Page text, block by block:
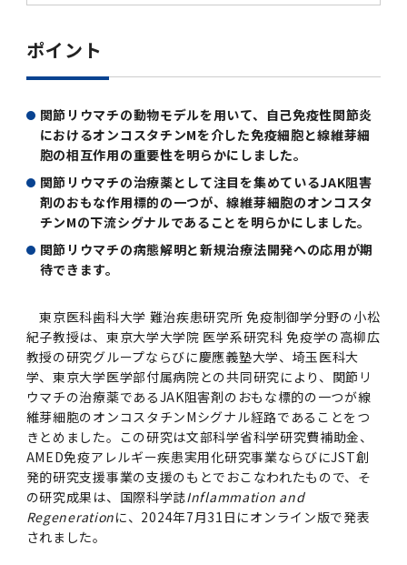
学長選考・監察会議
学長×医学部学生懇談
東京医科歯科大学の歴史
英語版広報誌「TMDU ANNUAL NEWS」
医歯大ひろば
写真で綴る 東京医科歯科大学トップ
第2回『教育 講義・実習の軌跡』
第3回『知と癒しの匠の創造者たち』
クラウドファンディング実施プロジェクト一覧
３．自己点検・評価
第３期中期目標・中期計画等について
（第１期中期目標期間中）年度計画、年度評価
等について
（第２期中期目標期間中）年度計画・年度評価
等について
（第３期中期目標期間中）年度計画・年度評価
等について
4．指定国立大学法人構想に関する進捗状況に
ついて
関連リンク先
「大学院学生の教育研究交流」に関する実施細
目
「複合領域コース｣｢編入学｣及び｢複数学士号｣
に関する協定書
「複合領域コース」の履修者に係る「編入学」
及び「複数学士号」に関する実施細目
各複合領域コースの概要
医療管理政策学（MMA）コース（東京医科歯科
大学）
法定公開情報
土地・建物及び所在地／関係施設位置図
東京医科歯科大学規則集
その他の情報公開
会計監査人候補者の決定について
教育等の情報
動物実験等に関する情報
企業等からの資金提供状況の公表
東京医科歯科大学ダイバーシティ＆インクルー
ジョン推進宣言等
東京医科歯科大学ダイバーシティ＆インクルー
ジョン推進宣言等トップ
東京医科歯科大学ダイバーシティ＆インクルー
ジョン推進宣言／基本方針／アクション・プラ
次世代育成支援対策推進法による一般事業主行
動計画
女性の活躍推進に向けた取り組み
次世代認定マーク「くるみん」を取得しました
（基準適合一般事業主認定）
ダイバーシティ・インクルージョン室
わくわく保育園（学内保育施設）
障がいのある学生のサポートについて
コンプライアンス・ハラスメントトップ
公益通報について
難治疾患研究所
研究情報サイト
研究テーマ検索システム
アルバイトについて
アパート等の紹介
学生保険制度について
卒業後の進路データ
大学祭
留学について
歯学部サマープログラム
地域特別枠推薦選抜説明会
入試説明会
キャンパス見学 ※現在は受け付けておりませ
ん
ILA国府台 公開講座等のお知らせ
キャンパス紹介
学費・入学金・奨学金について
学費・入学金・奨学金についてトップ
奨学金について
入学料・授業料の免除・徴収猶予について
大学院医歯学総合研究科生体検査科学講座
研究テーマ検索システム
お問い合わせ
大学院保健衛生学研究科
(*Autumn admission)
世代フロントランナー育成プログラム（医歯学
系）「Science Tokyo SPRING (医歯学系)」
（旧TMDU卓越大学院生制度）対象学生（秋入
学対象）の募集について
Call for Applications to Science Tokyo
SPRING（MD）Program for the 2024
Academic Year by Eligible Students
令和６年度（２０２４年度）総合知と癒しの次
世代フロントランナー育成プログラム（医歯学
系）「Science Tokyo SPRING (医歯学系)」
（旧TMDU卓越大学院生制度）対象学生（秋入
学対象）の募集について
Call for Applications to TMDU-SPRING
Program (formerly the TMDU WISE
Program) for the 2024 Academic Year
Exemption/Deferment)
奨学金について
【2026年4月入学者】入学料免除・徴収猶予申
「修学支援に対する相談窓口」を設置しまし
た。
高等教育の修学支援制度
奨学金についてトップ
日本学生支援機構
財団法人・地方公共団体等奨学金
2025年度国立大学臨床検査学系博士後期課程
優秀賞募集について
日本学生支援機構
国民年金について
学生相談窓口
ピアサポーター
証明書関係
証明書関係トップ
教養部在学生
医学部在学生
歯学部在学生
大学院在学生
附属学校在学生
障がいのある学生サポート
障がいのある学生サポートトップ
修学上の支援について
学生相談支援室
障害を理由とする差別の解消の推進に関する対
応要領
文部科学省からのお知らせ
令和７年度（２０２５年度）新入生向けPC購
入推奨仕様書
令和６年度（２０２４年度）東京医科歯科大学
「研究者早期育成コース」採用決定通知書授与
式を行いました。
令和５年度（２０２３年度）東京医科歯科大学
在学生向け
在学生向けトップ
学校推薦・求人情報について
学内就職支援イベント
学外就職支援イベント
インターンシップ
就職支援サイトリンク集
就職支援ガイド
外国人留学生の就職情報について
就職活動体験談について
新型コロナウイルス感染症に伴うお知らせ
卒業後の進路及び卒業者数
お茶の水祭
施設利用トップ
保健管理センター
学生・女性支援センター
わくわく保育園
フィットネスルーム・売店
国立美術館キャンパスメンバーズ
ボランティア
情報システム
台風等の自然災害や交通機関運休による休講措
置（湯島地区）Class Cancellation Measures
due to Natural Disasters, such as
Typhoons, and Transportation
Cancellation (for the Yushima area)
新入学の大学院生へ To New Graduate
Students
博士課程 生命理工医療科学専攻
医歯学総合研究科修士課程履修要項（シラバ
ス）
博士課程 医歯学専攻
博士課程 医歯学専攻トップ
概要
分野構成
医歯学総合研究科博士課程医歯学系専攻履修要
項（シラバス）
ー・プログラム：JDP）
博士課程 生命理工医療科学専攻
博士課程 生命理工医療科学専攻トップ
概要
分野構成
医歯学総合研究科博士課程生命理工学系専攻履
修要項（シラバス）
履修要項（大学院シラバス）
年報
年報トップ
2024年（25.7MB）
2023年（49.5MB）
2022年（38.1 MB）
2021年（PDF：71.9 MB）
統合教育機構学務企画課
セミナー・特別講義
セミナー・特別講義トップ
2026年度
2025年度
設置計画履行状況報告書
教育研究分野組織、指導教員研究内容
看護先進科学専攻
５大学災害看護コンソーシアム履修の手引き
統合教育機構学務企画課
設置計画履行状況報告書
年報トップ
2024年（PDF：5.4MB）
2023年（PDF：4.5MB）
2022年（PDF：53.8 MB）
大学病院
大学病院トップ
医科（医系診療部門）
歯科（歯系診療部門）
スポーツサイエンス機構
M&Dデータ科学センター
統合教育機構
統合教育機構トップ
医学・歯学分野における数理・データサイエン
ス・AI教育開発事業
大学統合時の教育・学生生活について（受験生
向け）
Regarding education and student life after
the integration（For prospective
students）
統合研究機構・統合イノベーション機構
統合研究機構・統合イノベーション機構トップ
統合イノベーション機構
統合イノベーション機構トップ
医療ビッグデータによるトータル・ヘルスケア
若手研究者支援センター（統合研究機構）
研究基盤クラスター（統合研究機構）
オープンイノベーションセンター
統合国際機構
統合情報機構（図書館部門・ITセキュリティ部
門）
用)
研究に必要な講習会等
ES細胞/iPS細胞を使用する実験(学内専用)
各種委員会関係(学内専用)
特定認定再生医療等委員会
プレスリリース
オープンイノベーションセンター
高等研究院
剽窃チェックツール(学内専用)
利益相反
臨床研究法における臨床研究の利益相反管理に
ついて
特定認定再生医療等委員会
ヒトES細胞倫理審査委員会
利益相反に関する説明会資料(ダウンロード)(学
内専用)
研究大学強化促進事業に関する情報・評価
ポイント
関節リウマチの動物モデルを用いて、自己免疫性関節炎
におけるオンコスタチンMを介した免疫細胞と線維芽細
胞の相互作用の重要性を明らかにしました。
関節リウマチの治療薬として注目を集めているJAK阻害
剤のおもな作用標的の一つが、線維芽細胞のオンコスタ
チンMの下流シグナルであることを明らかにしました。
関節リウマチの病態解明と新規治療法開発への応用が期
待できます。
東京医科歯科大学 難治疾患研究所 免疫制御学分野の小松
紀子教授は、東京大学大学院 医学系研究科 免疫学の高柳広
教授の研究グループならびに慶應義塾大学、埼玉医科大
学、東京大学医学部付属病院との共同研究により、関節リ
ウマチの治療薬であるJAK阻害剤のおもな標的の一つが線
維芽細胞のオンコスタチンMシグナル経路であることをつ
きとめました。この研究は文部科学省科学研究費補助金、
AMED免疫アレルギー疾患実用化研究事業ならびにJST創
発的研究支援事業の支援のもとでおこなわれたもので、そ
の研究成果は、国際科学誌Inflammation and
Regenerationに、2024年7月31日にオンライン版で発表
されました。